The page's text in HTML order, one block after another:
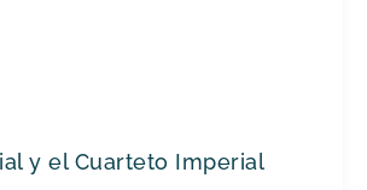
y el Cuarteto Imperial